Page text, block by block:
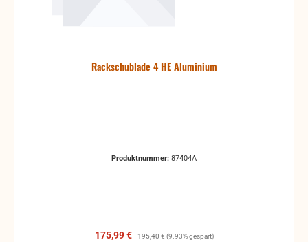
Rackschublade 4 HE Aluminium
Produktnummer: 87404A
Verkaufspreis:
175,99 € Regulärer Preis:
195,40 € (9.93% gespart)